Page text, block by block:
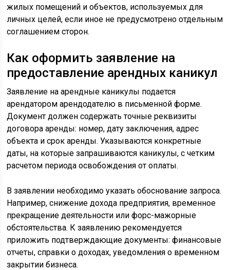
жилых помещений и объектов, используемых для
личных целей, если иное не предусмотрено отдельным
соглашением сторон.
Как оформить заявление на
предоставление арендных каникул
Заявление на арендные каникулы подается
арендатором арендодателю в письменной форме.
Документ должен содержать точные реквизиты
договора аренды: номер, дату заключения, адрес
объекта и срок аренды. Указываются конкретные
даты, на которые запрашиваются каникулы, с четким
расчетом периода освобождения от оплаты.
В заявлении необходимо указать обоснование запроса.
Например, снижение дохода предприятия, временное
прекращение деятельности или форс-мажорные
обстоятельства. К заявлению рекомендуется
приложить подтверждающие документы: финансовые
отчеты, справки о доходах, уведомления о временном
закрытии бизнеса.